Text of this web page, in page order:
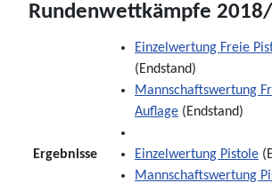
Rundenwettkämpfe
Ergebnisse
Einzelwertung Freie
(Endstand)
Mannschaftswertung
Auflage (Endstand)
Einzelwertung Pistole
Mannschaftswertung